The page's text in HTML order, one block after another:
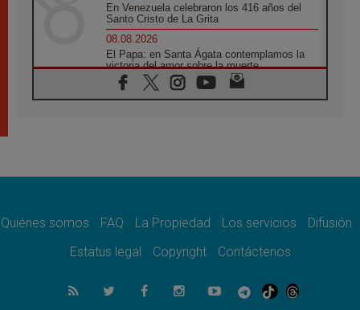
En Venezuela celebraron los 416 años del
Santo Cristo de La Grita
08.08.2026
El Papa: en Santa Ágata contemplamos la
victoria del amor sobre la muerte
08.08.2026
León XIV visitará el Santuario de la Madre
07.08.2026
07.08.2026
el compromiso del cristiano"
La matanza de niños en Gaza no cesa: 300
muertos en 300 días
Quiénes somos FAQ La Propiedad Los servicios
Difusión
Estatus legal
Copyright Contáctenos